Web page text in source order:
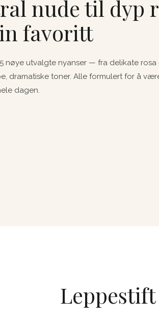
nude til dyp
favoritt
nøye utvalgte nyanser — fra delikate rosa
dramatiske toner. Alle formulert for å
dagen.